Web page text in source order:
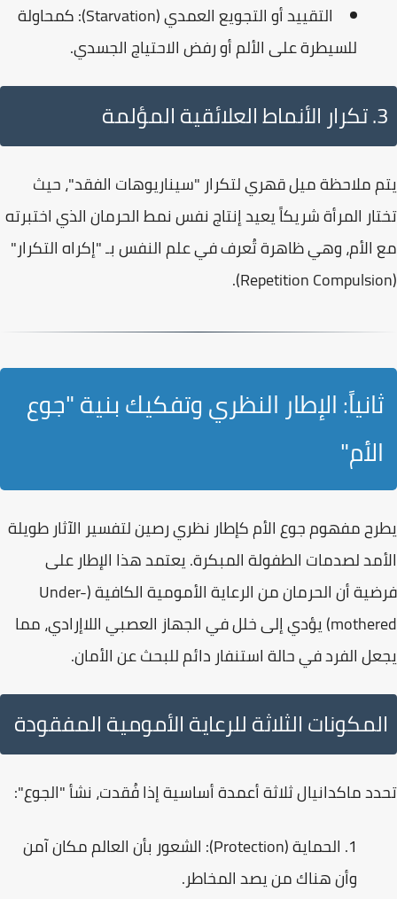
التقييد أو التجويع العمدي (Starvation):
كمحاولة
للسيطرة على الألم أو رفض الاحتياج الجسدي.
3. تكرار الأنماط العلائقية المؤلمة
يتم ملاحظة ميل قهري لتكرار "سيناريوهات الفقد"، حيث
تختار المرأة شريكاً يعيد إنتاج نفس نمط الحرمان الذي اختبرته
مع الأم، وهي ظاهرة تُعرف في علم النفس بـ"إكراه التكرار"
(Repetition Compulsion)
.
ثانياً: الإطار النظري وتفكيك بنية "جوع
الأم"
يطرح مفهومجوع الأمكإطار نظري رصين لتفسير الآثار طويلة
الأمد لصدمات الطفولة المبكرة. يعتمد هذا الإطار على
فرضية أن الحرمان من الرعاية الأمومية الكافية (Under-
mothered) يؤدي إلى خلل في
الجهاز العصبي اللاإرادي، مما
يجعل الفرد في حالة استنفار دائم للبحث عن الأمان.
المكونات الثلاثة للرعاية الأمومية المفقودة
تحدد ماكدانيال ثلاثة أعمدة أساسية إذا فُقدت، نشأ "الجوع":
الحماية (Protection):
الشعور بأن العالم مكان آمن
وأن هناك من يصد المخاطر.